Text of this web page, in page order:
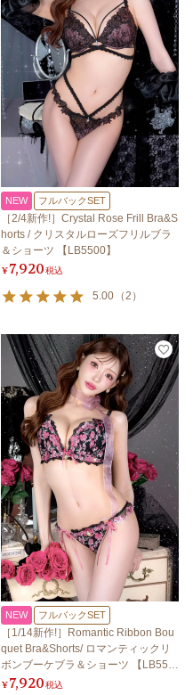
NEW フルバックSET
［2/4新作!］Crystal Rose Frill Bra&S
horts / クリスタルローズフリルブラ
＆ショーツ 【LB5500】
¥7,920税込
5.00 （2 ）
NEW フルバックSET
［1/14新作!］Romantic Ribbon Bou
quet Bra&Shorts/ ロマンティックリ
ボンブーケブラ＆ショーツ 【LB550
0】
¥7,920税込